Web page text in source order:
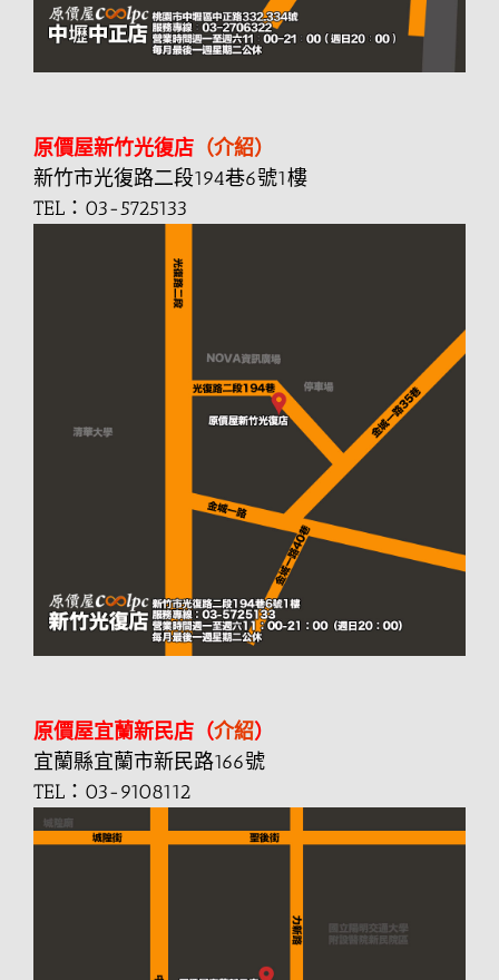
原價屋新竹光復店 （介紹）
新竹市光復路二段194巷6號1樓
TEL：03-5725133
原價屋宜蘭新民店（介紹）
宜蘭縣宜蘭市新民路166號
TEL：03-9108112